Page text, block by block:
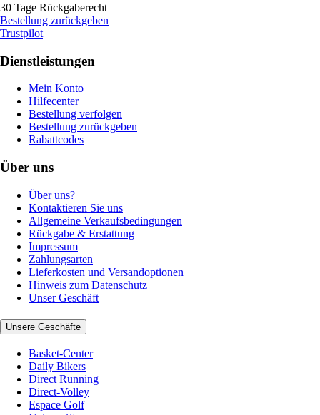
30 Tage Rückgaberecht
Bestellung zurückgeben
Trustpilot
Dienstleistungen
Mein Konto
Hilfecenter
Bestellung verfolgen
Bestellung zurückgeben
Rabattcodes
Über uns
Über uns?
Kontaktieren Sie uns
Allgemeine Verkaufsbedingungen
Rückgabe & Erstattung
Impressum
Zahlungsarten
Lieferkosten und Versandoptionen
Hinweis zum Datenschutz
Unser Geschäft
Unsere Geschäfte
Basket-Center
Daily Bikers
Direct Running
Direct-Volley
Espace Golf